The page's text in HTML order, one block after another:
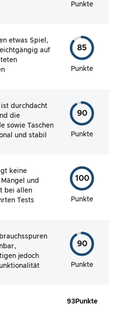
Punkte
etwas Spiel,
auf
85
Punkte
ist durchdacht
die
sowie Taschen
und stabil
90
Punkte
keine
und
bei allen
Tests
100
Punkte
jedoch
90
Punkte
93Punkte